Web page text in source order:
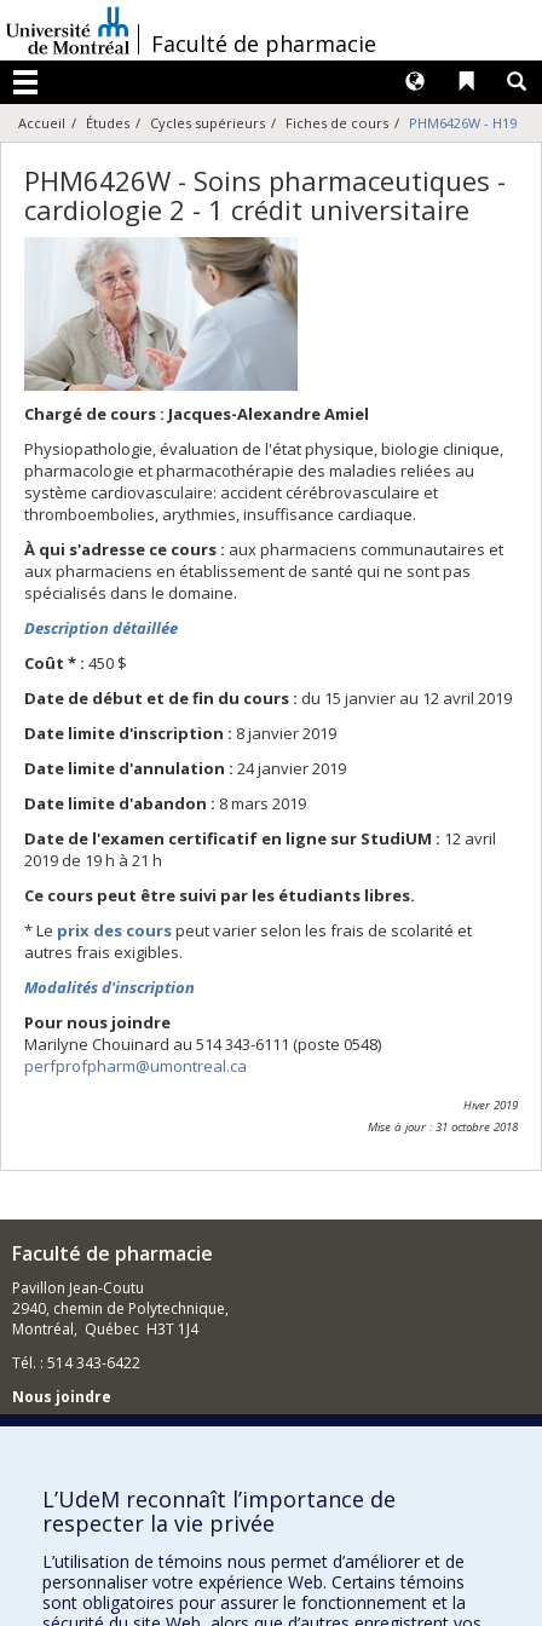
au
contenu
/Faculté de pharmacie
Menu
Liens
Langues
Accueil Études Cycles supérieurs Fiches de cours PHM6426W - H19
PHM6426W - Soins pharmaceutiques -
cardiologie 2 - 1 crédit universitaire
Chargé de cours : Jacques-Alexandre Amiel
Physiopathologie, évaluation de l'état physique, biologie clinique,
pharmacologie et pharmacothérapie des maladies reliées au
système cardiovasculaire: accident cérébrovasculaire et
thromboembolies, arythmies, insuffisance cardiaque.
À qui s'adresse ce cours : aux pharmaciens communautaires et
aux pharmaciens en établissement de santé qui ne sont pas
spécialisés dans le domaine.
Description détaillée
Coût * : 450 $
Date de début et de fin du cours : du 15 janvier au 12 avril 2019
Date limite d'inscription : 8 janvier 2019
Date limite d'annulation : 24 janvier 2019
Date limite d'abandon : 8 mars 2019
Date de l'examen certificatif en ligne sur StudiUM : 12 avril
2019 de 19 h à 21 h
Ce cours peut être suivi par les étudiants libres.
* Le prix des courspeut varier selon les frais de scolarité et
autres frais exigibles.
Modalités d'inscription
Pour nous joindre
Marilyne Chouinard au 514 343-6111 (poste 0548)
perfprofpharm@umontreal.ca
Hiver 2019
Mise à jour : 31 octobre 2018
Faculté de pharmacie
Pavillon Jean-Coutu
2940, chemin de Polytechnique,
Montréal, Québec H3T 1J4
Tél. : 514 343-6422
Nous joindre
Nous trouver
Plan du site
Accessibilité
L’UdeM reconnaît l’importance de
respecter la vie privée
L’utilisation de témoins nous permet d’améliorer et de
personnaliser votre expérience Web. Certains témoins
sont obligatoires pour assurer le fonctionnement et la